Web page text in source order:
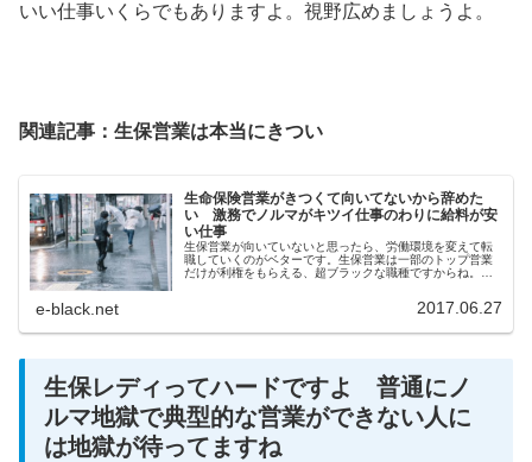
いい仕事いくらでもありますよ。視野広めましょうよ。
関連記事：生保営業は本当にきつい
生命保険営業がきつくて向いてないから辞めた
い 激務でノルマがキツイ仕事のわりに給料が安
い仕事
生保営業が向いていないと思ったら、労働環境を変えて転
職していくのがベターです。生保営業は一部のトップ営業
だけが利権をもらえる、超ブラックな職種ですからね。も
e-black.net 2017.06.27
生保レディってハードですよ 普通にノ
ルマ地獄で典型的な営業ができない人に
は地獄が待ってますね